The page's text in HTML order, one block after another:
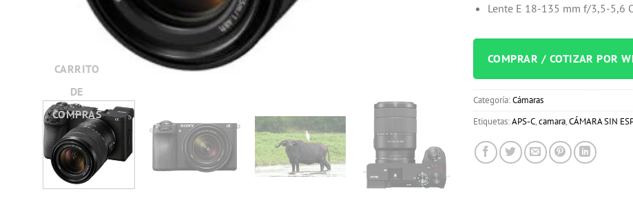
Lente E 18-135 mm f/3,5-5,6
COMPRAR / COTIZAR POR
Categoría:Cámaras
Etiquetas:APS-C,camara,CÁMARA SIN